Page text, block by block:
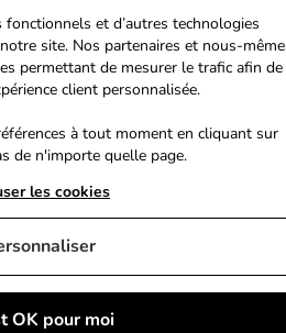
et d’autres technologies
site. Nos partenaires et nous-
permettant de mesurer le trafic afin de
client personnalisée.
à tout moment en cliquant sur
de n'importe quelle page.
OK pour moi
les cookies